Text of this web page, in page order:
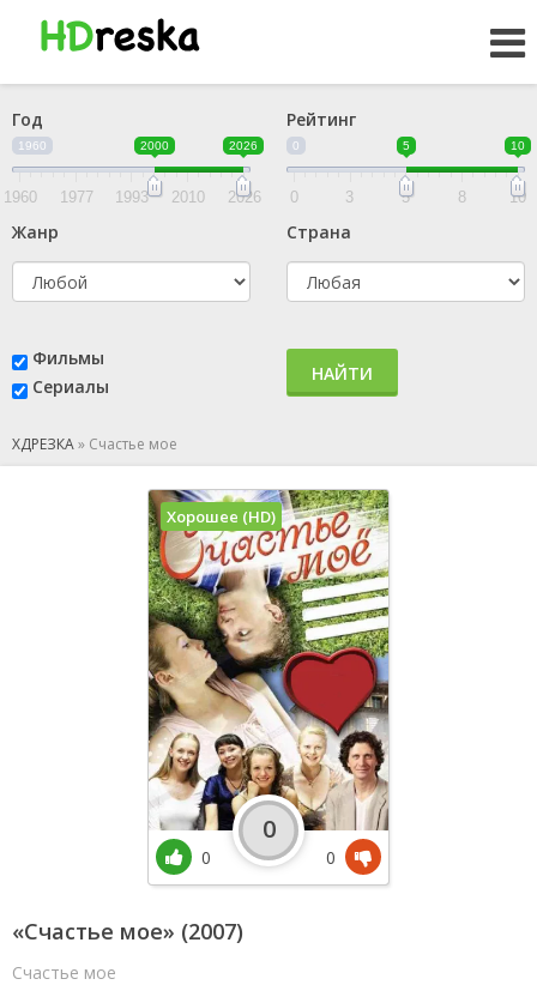
Год
1960 2000 2026
1960 1977 1993 2010 2026
Рейтинг
0 5 10
0 3 5 8 10
Жанр Страна
Фильмы
Сериалы
НАЙТИ
ХДРЕЗКА» Счастье мое
«Счастье мое» (2007)
Счастье мое
Хорошее (HD)
0
0
0